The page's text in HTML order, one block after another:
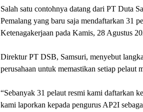
Salah satu contohnya datang dari PT Duta
Pemalang yang baru saja mendaftarkan 31
Ketenagakerjaan pada Kamis, 28 Agustus
Direktur PT DSB, Samsuri, menyebut
perusahaan untuk memastikan setiap pelaut
“Sebanyak 31 pelaut resmi kami daftarkan
kami laporkan kepada pengurus AP2I